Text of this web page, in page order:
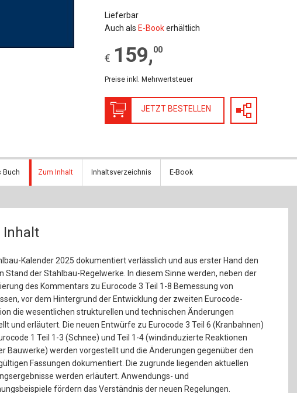
Bautechnikgeschichte
Brückenbau
E&S Zeitlos
Lieferbar
Auch als E-Bookerhältlich
€ 159,00
Preise inkl. Mehrwertsteuer
JETZT BESTELLEN
Buch Zum Inhalt Inhaltsverzeichnis E-Book
Inhalt
Kalender 2025 dokumentiert verlässlich und aus erster Hand den
Stand der Stahlbau-Regelwerke. In diesem Sinne werden, neben der
des Kommentars zu Eurocode 3 Teil 1-8 Bemessung von
vor dem Hintergrund der Entwicklung der zweiten Eurocode-
die wesentlichen strukturellen und technischen Änderungen
und erläutert. Die neuen Entwürfe zu Eurocode 3 Teil 6 (Kranbahnen)
1 Teil 1-3 (Schnee) und Teil 1-4 (windinduzierte Reaktionen
Bauwerke) werden vorgestellt und die Änderungen gegenüber den
Fassungen dokumentiert. Die zugrunde liegenden aktuellen
werden erläutert. Anwendungs- und
fördern das Verständnis der neuen Regelungen.